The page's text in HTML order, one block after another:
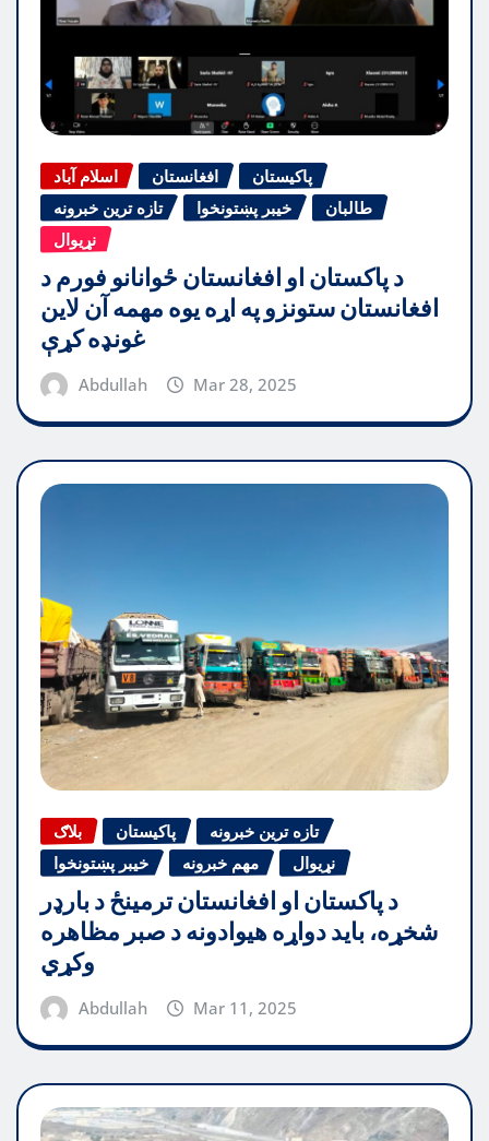
اسلام آباد افغانستان
پاکیستان
تازه ترین خبرونه
خیبر پښتونخوا
طالبان
نړیوال
د پاکستان او افغانستان ځوانانو فورم د
افغانستان ستونزو په اړه یوه مهمه آن لاین
غونډه کړې
Abdullah Mar 28, 2025
بلاګ پاکیستان
تازه ترین خبرونه
خیبر پښتونخوا
مهم خبرونه نړیوال
د پاکستان او افغانستان ترمینځ د بارډر
شخړه، باید دواړه هیوادونه د صبر مظاهره
وکړي
Abdullah Mar 11, 2025